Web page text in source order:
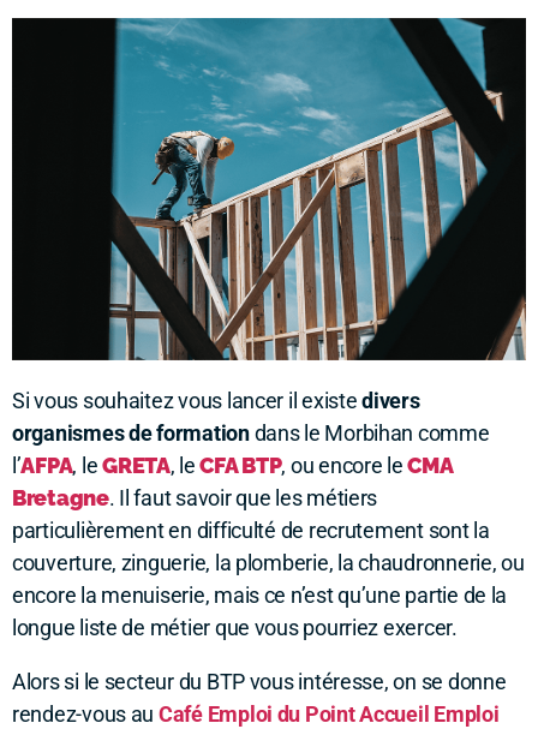
Si vous souhaitez vous lancer il existedivers
organismes de formationdans le Morbihan comme
l’AFPA, leGRETA, leCFA BTP, ou encore leCMA
Bretagne. Il faut savoir que les métiers
particulièrement en difficulté de recrutement sont la
couverture, zinguerie, la plomberie, la chaudronnerie, ou
encore la menuiserie, mais ce n’est qu’une partie de la
longue liste de métier que vous pourriez exercer.
Alors si le secteur du BTP vous intéresse, on se donne
rendez-vous au Café Emploi du Point Accueil Emploi